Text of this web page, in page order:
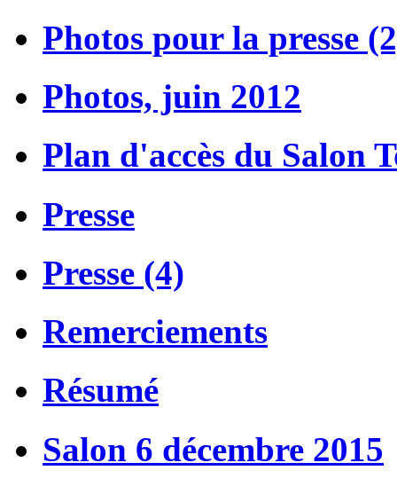
Photos pour la presse
Photos, juin 2012
Plan d'accès du Salon
Presse
Presse (4)
Remerciements
Résumé
Salon 6 décembre 2015